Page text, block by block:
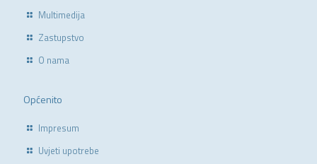
Multimedija
Zastupstvo
O nama
Općenito
Impresum
Uvjeti upotrebe